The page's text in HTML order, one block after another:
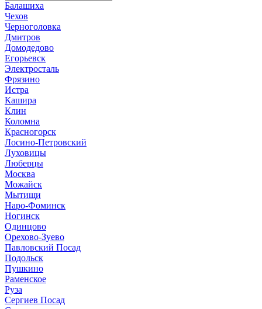
Балашиха
Чехов
Черноголовка
Дмитров
Домодедово
Егорьевск
Электросталь
Фрязино
Истра
Кашира
Клин
Коломна
Красногорск
Лосино-Петровский
Луховицы
Люберцы
Москва
Можайск
Мытищи
Наро-Фоминск
Ногинск
Одинцово
Орехово-Зуево
Павловский Посад
Подольск
Пушкино
Раменское
Руза
Сергиев Посад